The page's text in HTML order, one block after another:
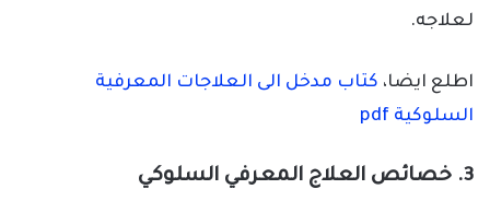
لعلاجه.
اطلع ايضا، كتاب مدخل الى العلاجات المعرفية
السلوكية pdf
3. خصائص العلاج المعرفي السلوكي